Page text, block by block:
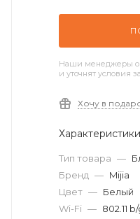
Наши менеджеры
и уточнят условия
Хочу в
Характеристики
Тип товара —
Бренд — Mijia
Цвет — Белый
Wi-Fi — 802.11